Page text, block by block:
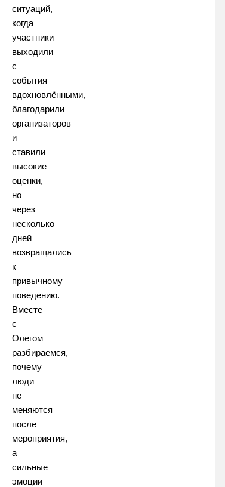
ситуаций,
когда
участники
выходили
с
события
вдохновлёнными,
благодарили
организаторов
и
ставили
высокие
оценки,
но
через
несколько
дней
возвращались
к
привычному
поведению.
Вместе
с
Олегом
разбираемся,
почему
люди
не
меняются
после
мероприятия,
а
сильные
эмоции